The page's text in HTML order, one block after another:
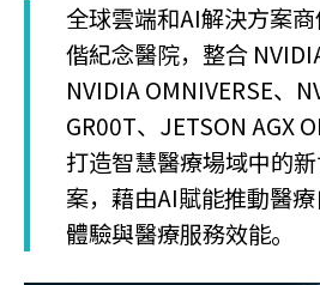
全球雲端和AI解決方案
偕紀念醫院，整合
NVIDIA OMNIVERSE、
GR00T、JETSON AGX
打造智慧醫療場域中的
案，藉由AI賦能推動醫
體驗與醫療服務效能。